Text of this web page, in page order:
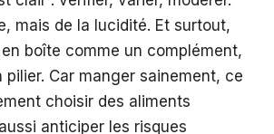
mais de la lucidité. Et surtout,
boîte comme un complément,
pilier. Car manger sainement, ce
choisir des aliments
anticiper les risques